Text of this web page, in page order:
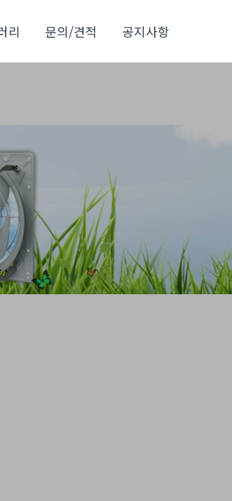
리 문의/견적 공지사항